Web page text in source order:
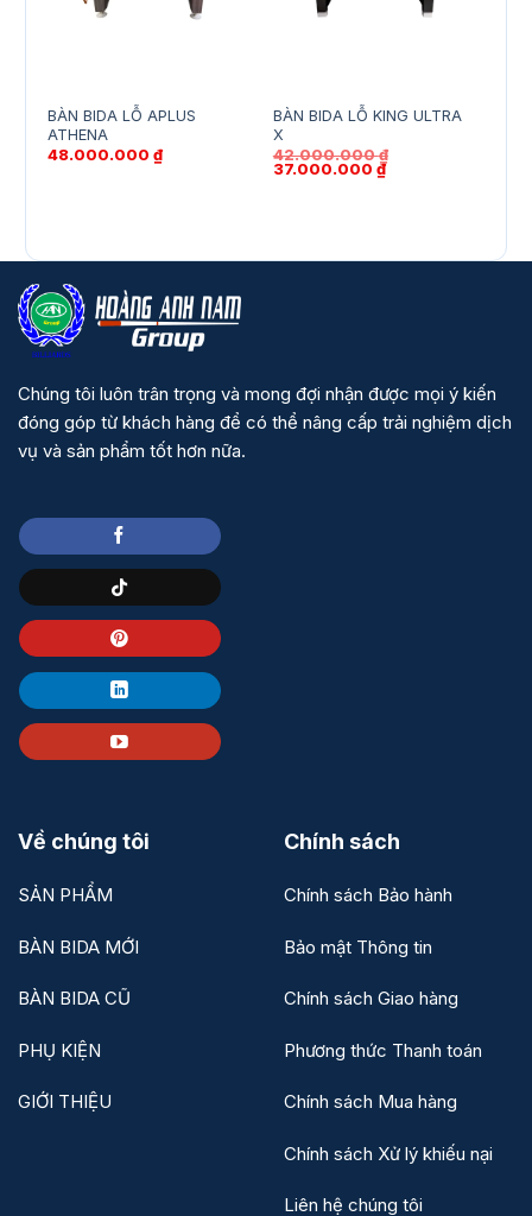
BÀN BIDA LỖ APLUS
ATHENA
48.000.000 ₫
BÀN BIDA LỖ KING ULTRA
X
42.000.000₫
Giá
37.000.000 ₫Giá
hiện
Chúng tôi luôn trân trọng và mong đợi nhận được mọi ý kiến
đóng góp từ khách hàng để có thể nâng cấp trải nghiệm dịch
vụ và sản phẩm tốt hơn nữa.
Về chúng tôi
SẢN PHẨM
BÀN BIDA MỚI
BÀN BIDA CŨ
PHỤ KIỆN
GIỚI THIỆU
Chính sách
Chính sách Bảo hành
Bảo mật Thông tin
Chính sách Giao hàng
Phương thức Thanh toán
Chính sách Mua hàng
Chính sách Xử lý khiếu nại
Liên hệ chúng tôi